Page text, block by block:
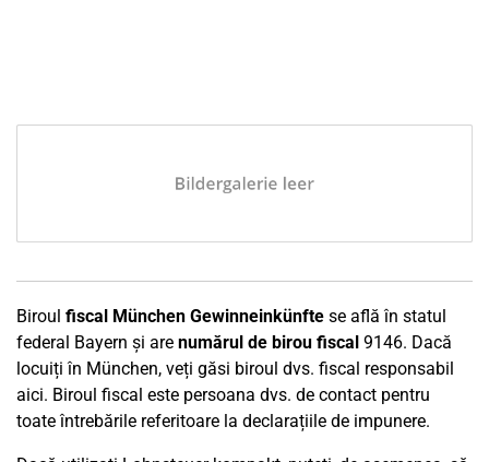
Biroul fiscal München Gewinneinkünfte se află în statul
federal Bayern și are numărul de birou fiscal 9146. Dacă
locuiți în München, veți găsi biroul dvs. fiscal responsabil
aici. Biroul fiscal este persoana dvs. de contact pentru
toate întrebările referitoare la declarațiile de impunere.